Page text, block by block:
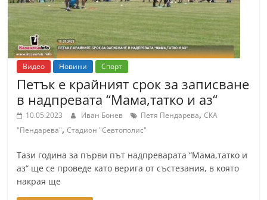
g
a
l
l
e
r
y
a
z
Видео Новини Спорт
Петък е крайният срок за записване
в надпревата “Мама,татко и аз“
10.05.2023 Иван Бонев Петя Пендарева,СКА
"Пендарева",Стадион "Севтополис"
Тази година за първи път надпреварата “Мама,татко и
аз“ ще се проведе като верига от състезания, в която
накрая ще